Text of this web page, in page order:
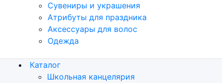
Сувениры и украшения
Атрибуты для праздника
Аксеcсуары для волос
Одежда
Каталог
Школьная канцелярия